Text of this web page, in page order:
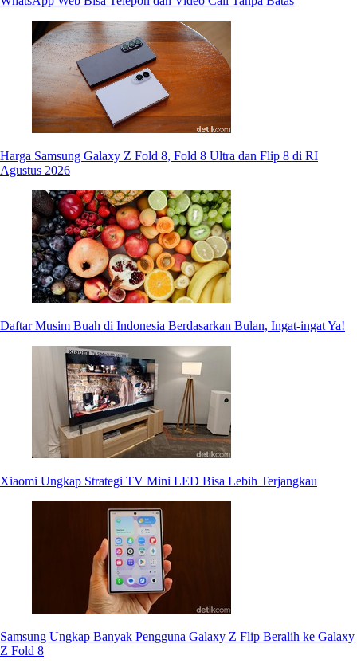
Harga Samsung Galaxy Z Fold 8, Fold 8 Ultra dan Flip 8 di RI
Agustus 2026
Daftar Musim Buah di Indonesia Berdasarkan Bulan, Ingat-ingat Ya!
Xiaomi Ungkap Strategi TV Mini LED Bisa Lebih Terjangkau
Samsung Ungkap Banyak Pengguna Galaxy Z Flip Beralih ke Galaxy
Z Fold 8